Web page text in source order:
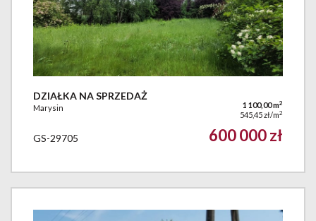
DZIAŁKA NA SPRZEDAŻ
Marysin 1 100,00 m2
545,45 zł/m2
GS-29705 600 000 zł